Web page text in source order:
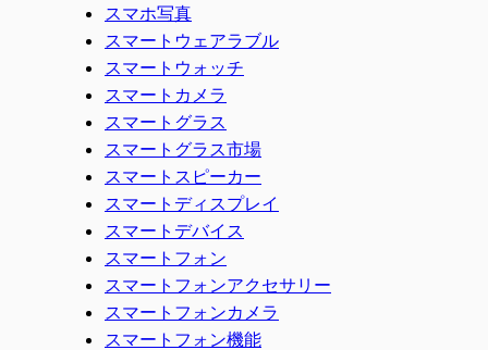
スマホ写真
スマートウェアラブル
スマートウォッチ
スマートカメラ
スマートグラス
スマートグラス市場
スマートスピーカー
スマートディスプレイ
スマートデバイス
スマートフォン
スマートフォンアクセサリー
スマートフォンカメラ
スマートフォン機能